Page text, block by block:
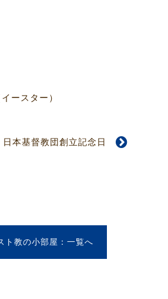
ースター）
日本基督教団創立記念日
ト教の小部屋